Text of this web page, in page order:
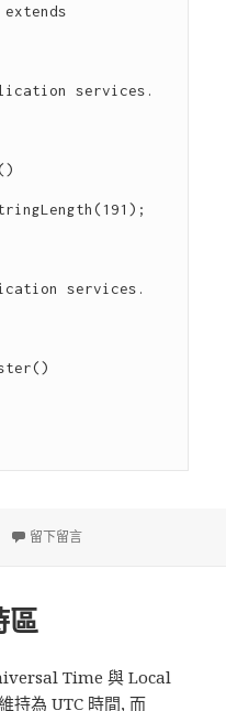
留下留言
區
Time 與 Local
為 UTC 時間, 而